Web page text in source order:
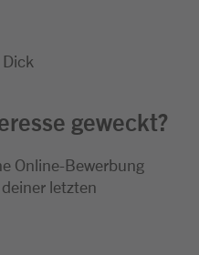
geweckt?
Online-Bewerbung
letzten